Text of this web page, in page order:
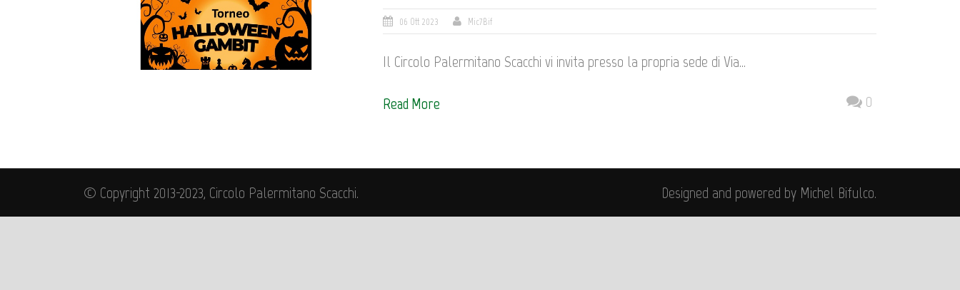
06 Ott 2023 Mic7Bif
Il Circolo Palermitano Scacchi vi invita presso la propria sede di Via...
Read More 0
© Copyright 2013-2023, Circolo Palermitano Scacchi. Designed and powered by Michel Bifulco.